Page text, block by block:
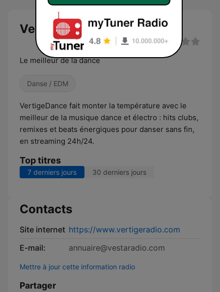
VertigeDance
Le meilleur de la dance
Danse / EDM
VertigeDance fait monter la température avec le
meilleur de la musique dance et électro : hits clubs,
remixes et beats énergiques pour danser sans fin,
en streaming 24h/24.
Top titres
7 derniers jours 30 derniers jours
Contacts
Site internet https://www.vertigeradio.com
E-mail:
annuaire@vestaradio.com
Mettre à jour cette information radio
Partager